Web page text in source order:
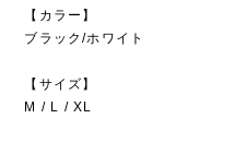
【カラー】
ブラック/ホワイト
【サイズ】
M / L / XL